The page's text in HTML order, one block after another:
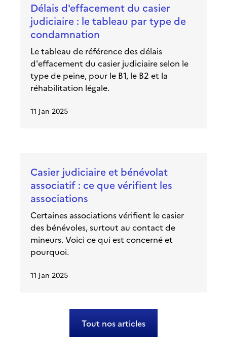
Délais d'effacement du casier
judiciaire : le tableau par type de
condamnation
Le tableau de référence des délais
d'effacement du casier judiciaire selon le
type de peine, pour le B1, le B2 et la
réhabilitation légale.
11 Jan 2025
Casier judiciaire et bénévolat
associatif : ce que vérifient les
associations
Certaines associations vérifient le casier
des bénévoles, surtout au contact de
mineurs. Voici ce qui est concerné et
pourquoi.
11 Jan 2025
Tout nos articles